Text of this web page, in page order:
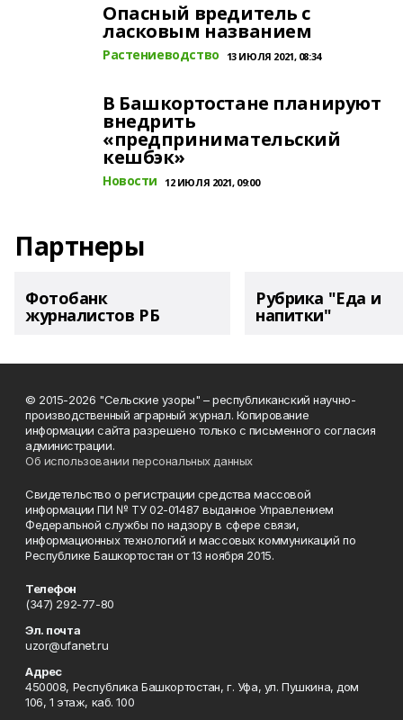
Опасный вредитель с
ласковым названием
Растениеводство 13 ИЮЛЯ 2021, 08:34
В Башкортостане планируют
внедрить
«предпринимательский
кешбэк»
Новости 12 ИЮЛЯ 2021, 09:00
Партнеры
Фотобанк
журналистов РБ
Рубрика "Еда и
напитки"
© 2015-2026 "Сельские узоры" – республиканский научно-
производственный аграрный журнал. Копирование
информации сайта разрешено только с письменного согласия
администрации.
Об использовании персональных данных
Свидетельство о регистрации средства массовой
информации ПИ № ТУ 02-01487 выданное Управлением
Федеральной службы по надзору в сфере связи,
информационных технологий и массовых коммуникаций по
Республике Башкортостан от 13 ноября 2015.
Телефон
(347) 292-77-80
Эл. почта
uzor@ufanet.ru
Адрес
450008, Республика Башкортостан, г. Уфа, ул. Пушкина, дом
106, 1 этаж, каб. 100